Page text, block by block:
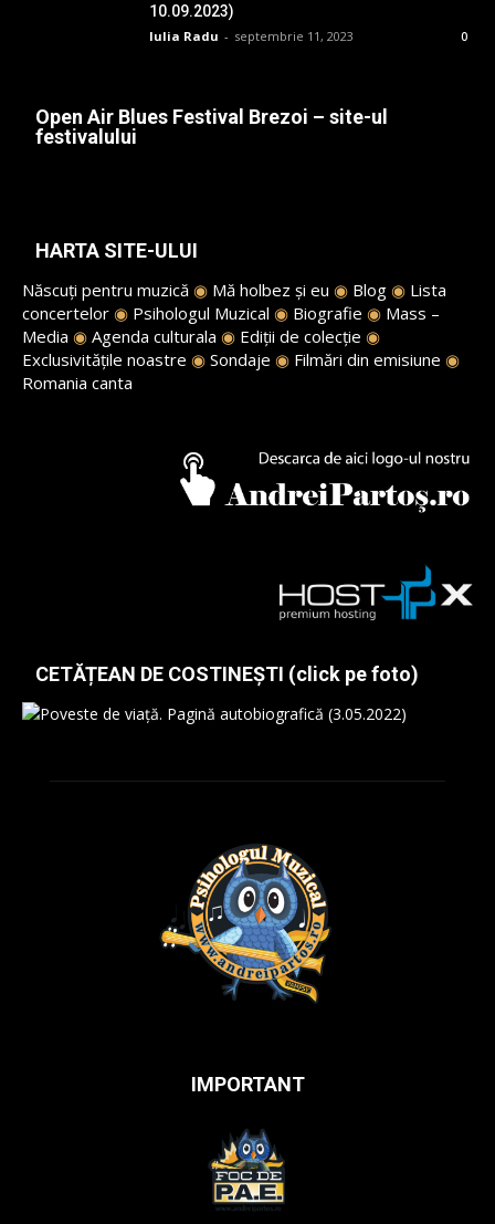
10.09.2023)
Iulia Radu - septembrie 11, 2023 0
Open Air Blues Festival Brezoi – site-ul
festivalului
HARTA SITE-ULUI
Născuți pentru muzică ◉ Mă holbez și eu ◉ Blog ◉ Lista
concertelor ◉ Psihologul Muzical ◉ Biografie ◉ Mass –
Media ◉ Agenda culturala ◉ Ediții de colecție ◉
Exclusivitățile noastre ◉ Sondaje ◉ Filmări din emisiune ◉
Romania canta
CETĂȚEAN DE COSTINEȘTI (click pe foto)
IMPORTANT